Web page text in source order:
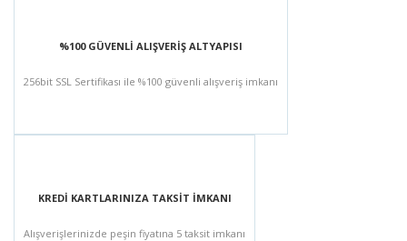
%100 GÜVENLİ ALIŞVERİŞ ALTYAPISI
256bit SSL Sertifikası ile %100 güvenli alışveriş imkanı
KREDİ KARTLARINIZA TAKSİT İMKANI
Alışverişlerinizde peşin fiyatına 5 taksit imkanı